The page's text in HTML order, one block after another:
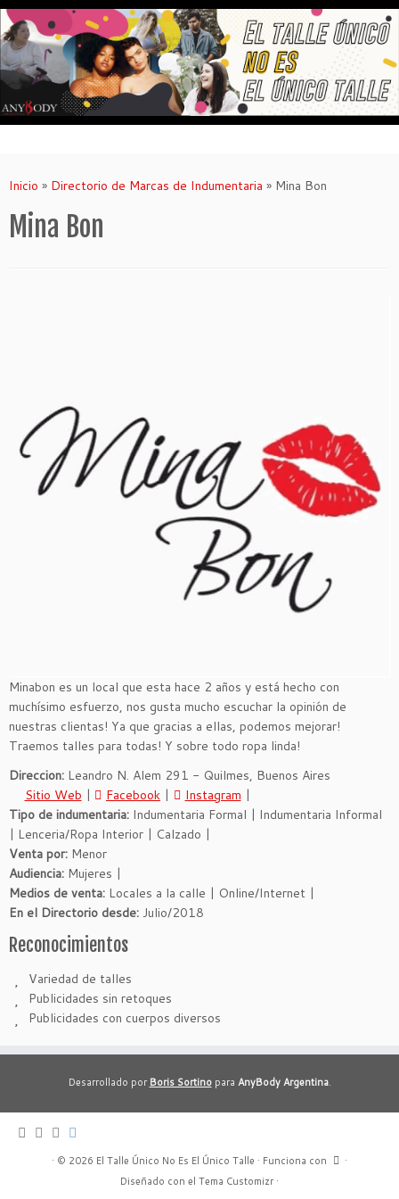
Saltar
al
contenido
Inicio » Directorio de Marcas de Indumentaria » Mina Bon
Mina Bon
Minabon es un local que esta hace 2 años y está hecho con
muchísimo esfuerzo, nos gusta mucho escuchar la opinión de
nuestras clientas! Ya que gracias a ellas, podemos mejorar!
Traemos talles para todas! Y sobre todo ropa linda!
Direccion: Leandro N. Alem 291 - Quilmes, Buenos Aires
Sitio Web | Facebook | Instagram |
Tipo de indumentaria: Indumentaria Formal | Indumentaria Informal
| Lenceria/Ropa Interior | Calzado |
Venta por: Menor
Audiencia: Mujeres |
Medios de venta: Locales a la calle | Online/Internet |
En el Directorio desde: Julio/2018
Reconocimientos
Variedad de talles
Publicidades sin retoques
Publicidades con cuerpos diversos
Desarrollado porBoris Sortinopara AnyBody Argentina.
· © 2026 El Talle Único No Es El Único Talle · Funciona con
·
Diseñado con el Tema Customizr·